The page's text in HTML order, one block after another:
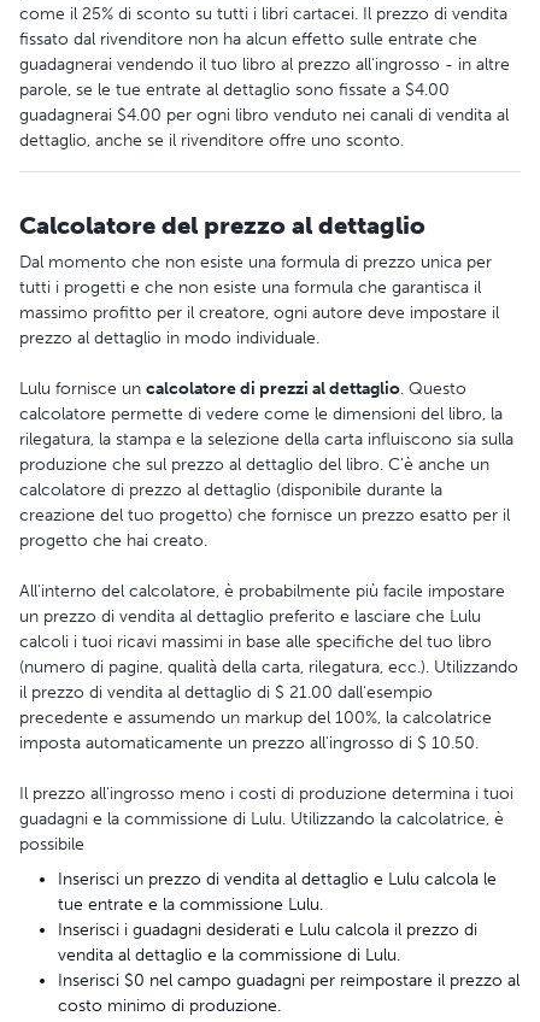
come il 25% di sconto su tutti i libri cartacei. Il prezzo di vendita
fissato dal rivenditore non ha alcun effetto sulle entrate che
guadagnerai vendendo il tuo libro al prezzo all'ingrosso - in altre
parole, se le tue entrate al dettaglio sono fissate a $4.00
guadagnerai $4.00 per ogni libro venduto nei canali di vendita al
dettaglio, anche se il rivenditore offre uno sconto.
Calcolatore del prezzo al dettaglio
Dal momento che non esiste una formula di prezzo unica per
tutti i progetti e che non esiste una formula che garantisca il
massimo profitto per il creatore, ogni autore deve impostare il
prezzo al dettaglio in modo individuale.
Lulu fornisce un calcolatore di prezzi al dettaglio. Questo
calcolatore permette di vedere come le dimensioni del libro, la
rilegatura, la stampa e la selezione della carta influiscono sia sulla
produzione che sul prezzo al dettaglio del libro. C'è anche un
calcolatore di prezzo al dettaglio (disponibile durante la
creazione del tuo progetto) che fornisce un prezzo esatto per il
progetto che hai creato.
All'interno del calcolatore, è probabilmente più facile impostare
un prezzo di vendita al dettaglio preferito e lasciare che Lulu
calcoli i tuoi ricavi massimi in base alle specifiche del tuo libro
(numero di pagine, qualità della carta, rilegatura, ecc.). Utilizzando
il prezzo di vendita al dettaglio di $ 21.00 dall'esempio
precedente e assumendo un markup del 100%, la calcolatrice
imposta automaticamente un prezzo all'ingrosso di $ 10.50.
Il prezzo all'ingrosso meno i costi di produzione determina i tuoi
guadagni e la commissione di Lulu. Utilizzando la calcolatrice, è
possibile
Inserisci un prezzo di vendita al dettaglio e Lulu calcola le
tue entrate e la commissione Lulu.
Inserisci i guadagni desiderati e Lulu calcola il prezzo di
vendita al dettaglio e la commissione di Lulu.
Inserisci $0 nel campo guadagni per reimpostare il prezzo al
costo minimo di produzione.